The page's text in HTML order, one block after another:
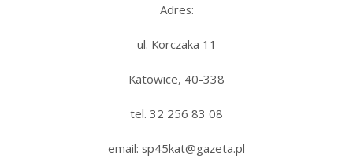
Adres:
ul. Korczaka 11
Katowice, 40-338
tel. 32 256 83 08‬
email: sp45kat@gazeta.pl